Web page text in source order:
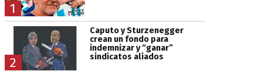
1
2
Caputo y Sturzenegger
crean un fondo para
indemnizar y “ganar”
sindicatos aliados